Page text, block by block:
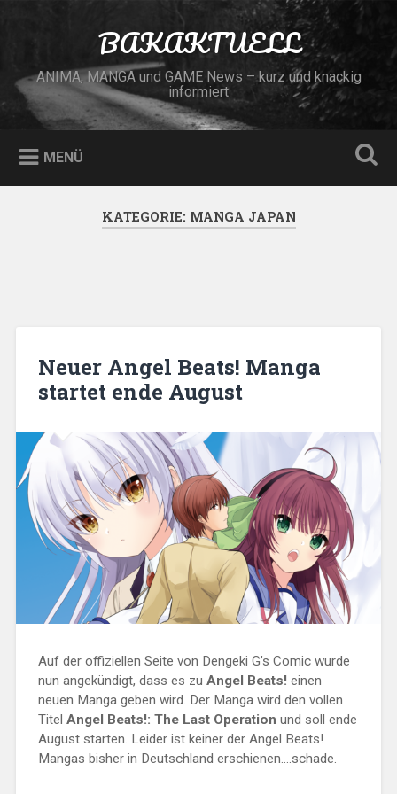
BAKAKTUELL
ANIMA, MANGA und GAME News – kurz und knackig
informiert
MENÜ
KATEGORIE: MANGA JAPAN
Neuer Angel Beats! Manga
startet ende August
Auf der offiziellen Seite von Dengeki G’s Comicwurde
nun angekündigt, dass es zu Angel Beats! einen
neuen Manga geben wird. Der Manga wird den vollen
Titel Angel Beats!: The Last Operation und soll ende
August starten. Leider ist keiner der Angel Beats!
Mangas bisher in Deutschland erschienen….schade.